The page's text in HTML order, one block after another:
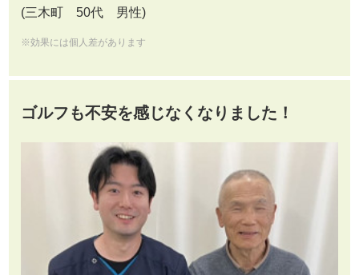
(三木町 50代 男性)
※効果には個人差があります
ゴルフも不安を感じなくなりました！